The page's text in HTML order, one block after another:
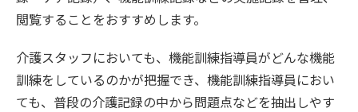
閲覧することをおすすめします。
介護スタッフにおいても、機能訓練指導員がどんな機能
訓練をしているのかが把握でき、機能訓練指導員におい
ても、普段の介護記録の中から問題点などを抽出しやす